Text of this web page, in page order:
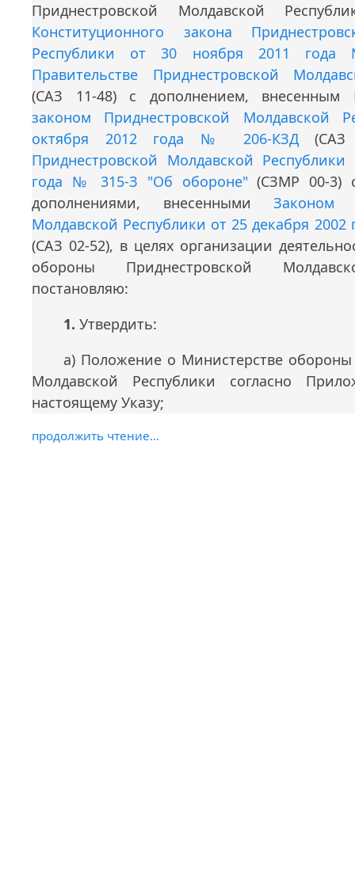
Приднестровской Молдавской
Конституционного закона
Республики от 30 ноября 2011
Правительстве Приднестровской
(САЗ 11-48) с дополнением, внесенным
законом Приднестровской Молдавской
октября 2012 года № 206-КЗД(САЗ
Приднестровской Молдавской
года № 315-З "Об обороне"(СЗМР 00-3)
дополнениями, внесеннымиЗаконом
Молдавской Республики от 25 декабря
(САЗ 02-52), в целях организации
обороны Приднестровской
постановляю:
1. Утвердить:
а) Положение о Министерстве обороны
Молдавской Республики согласно
настоящему Указу;
продолжить чтение...